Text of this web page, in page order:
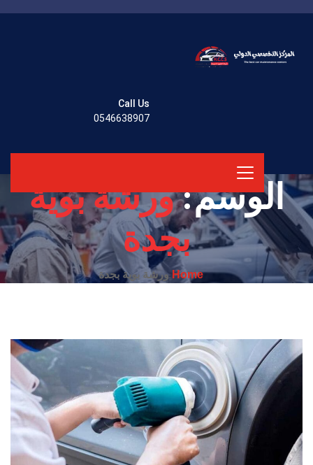
Call Us
0546638907
الوسم:ورشة بوية
بجدة
Home ورشة بوية بجدة